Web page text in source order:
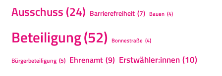
Ausschuss (24) Barrierefreiheit (7) Bauen (4)
Beteiligung(52) Bonnestraße (4)
Bürgerbeteiligung (5) Ehrenamt (9) Erstwähler:innen (10)